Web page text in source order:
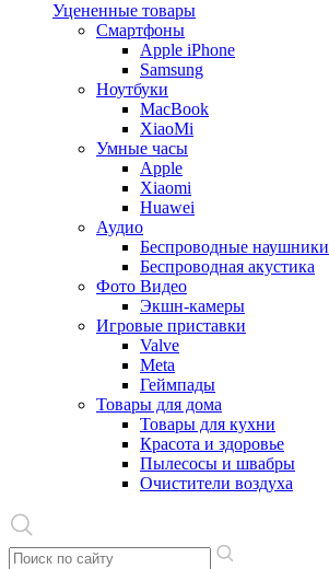
Уцененные товары
Cмартфоны
Apple iPhone
Samsung
Ноутбуки
MacBook
XiaoMi
Умные часы
Apple
Xiaomi
Huawei
Аудио
Беспроводные наушники
Беспроводная акустика
Фото Видео
Экшн-камеры
Игровые приставки
Valve
Meta
Геймпады
Товары для дома
Товары для кухни
Красота и здоровье
Пылесосы и швабры
Очистители воздуха